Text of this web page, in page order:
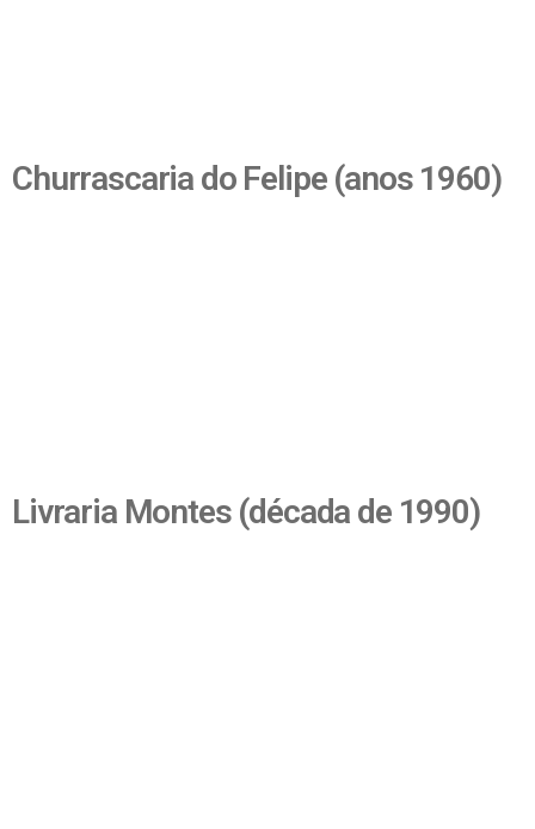
Churrascaria do Felipe (anos 1960)
Livraria Montes (década de 1990)